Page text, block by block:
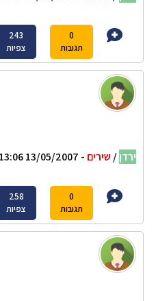
0
תגובות
243
צפיות
ירדן/ שירים - 13/05/2007 13:06
0
תגובות
258
צפיות